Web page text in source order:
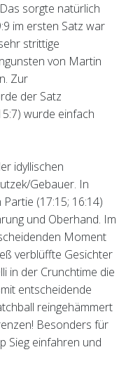
sorgte natürlich
im ersten Satz war
strittige
von Martin
Zur
der Satz
wurde einfach
idyllischen
Gebauer. In
(17:15; 16:14)
und Oberhand. Im
Moment
verblüffte Gesichter
in der Crunchtime die
entscheidende
reingehämmert
Besonders für
Sieg einfahren und